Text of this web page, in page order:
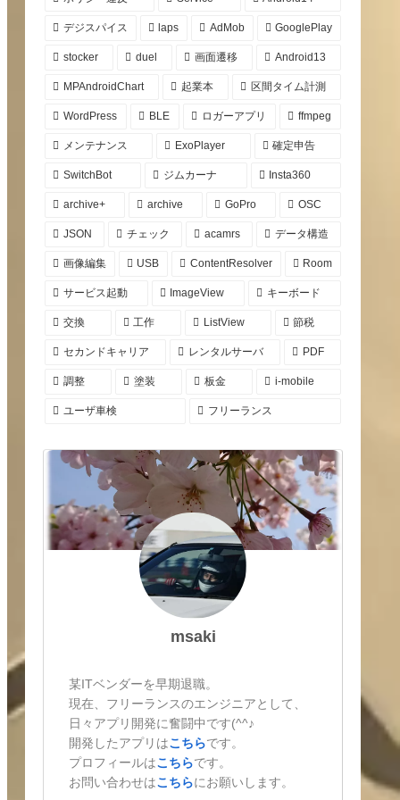
デジスパイス laps AdMob GooglePlay
stocker duel 画面遷移 Android13
MPAndroidChart 起業本 区間タイム計測
WordPress BLE ロガーアプリ ffmpeg
メンテナンス ExoPlayer 確定申告
SwitchBot ジムカーナ Insta360
archive+ archive GoPro OSC
JSON チェック acamrs データ構造
画像編集 USB ContentResolver Room
サービス起動 ImageView キーボード
交換 工作 ListView 節税
セカンドキャリア レンタルサーバ PDF
調整 塗装 板金 i-mobile
ユーザ車検 フリーランス
msaki
某ITベンダーを早期退職。
現在、フリーランスのエンジニアとして、
日々アプリ開発に奮闘中です(^^♪
開発したアプリはこちらです。
プロフィールはこちらです。
お問い合わせはこちらにお願いします。